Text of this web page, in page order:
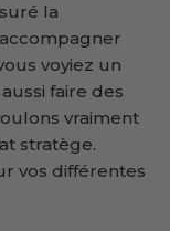
la
voyiez un
faire des
vraiment
stratège.
vos différentes